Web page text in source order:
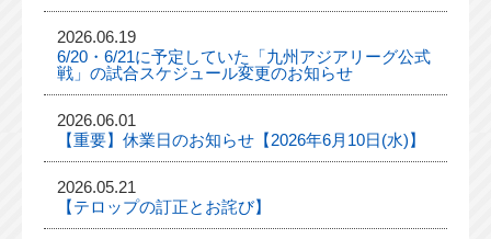
2026.06.19
6/20・6/21に予定していた「九州アジアリーグ公式
戦」の試合スケジュール変更のお知らせ
2026.06.01
【重要】休業日のお知らせ【2026年6月10日(水)】
2026.05.21
【テロップの訂正とお詫び】